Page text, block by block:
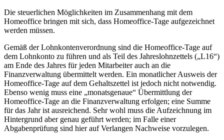
Die steuerlichen Möglichkeiten im Zusammenhang mit dem
Homeoffice bringen mit sich, dass Homeoffice-Tage aufgezeichnet
werden müssen.
Gemäß der Lohnkontenverordnung sind die Homeoffice-Tage auf
dem Lohnkonto zu führen und als Teil des Jahreslohnzettels („L16“)
am Ende des Jahres für jeden Mitarbeiter auch an die
Finanzverwaltung übermittelt werden. Ein monatlicher Ausweis der
Homeoffice-Tage auf dem Gehaltszettel ist jedoch nicht notwendig.
Ebenso wenig muss eine „monatsgenaue“ Übermittlung der
Homeoffice-Tage an die Finanzverwaltung erfolgen; eine Summe
für das Jahr ist ausreichend. Sehr wohl muss die Aufzeichnung im
Hintergrund aber genau geführt werden; im Falle einer
Abgabenprüfung sind hier auf Verlangen Nachweise vorzulegen.